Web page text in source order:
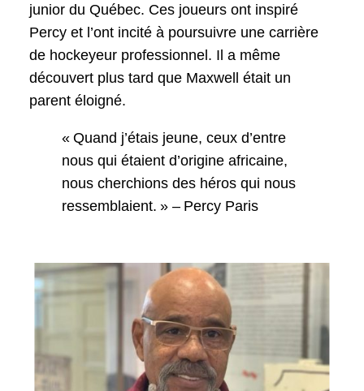
junior du Québec. Ces joueurs ont inspiré
Percy et l’ont incité à poursuivre une carrière
de hockeyeur professionnel. Il a même
découvert plus tard que Maxwell était un
parent éloigné.
« Quand j’étais jeune, ceux d’entre
nous qui étaient d’origine africaine,
nous cherchions des héros qui nous
ressemblaient. » – Percy Paris